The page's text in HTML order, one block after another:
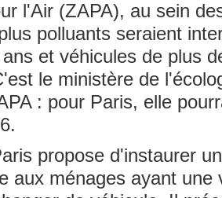
l'Air (ZAPA), au sein
polluants seraient
et véhicules de plus
le ministère de
: pour Paris, elle
propose d'instaurer
aux ménages ayant une